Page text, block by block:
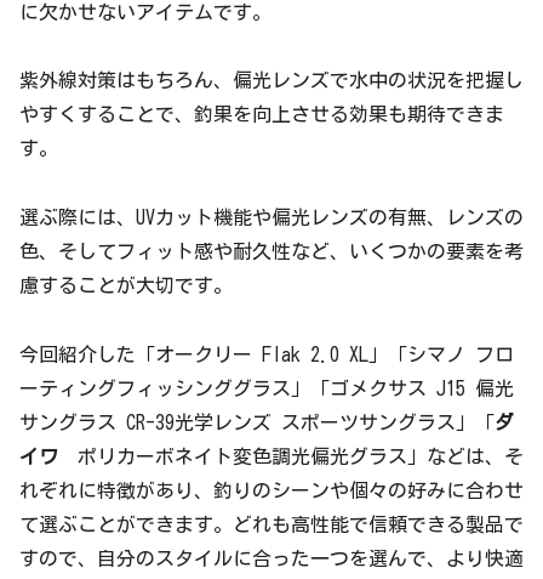
に欠かせないアイテムです。
紫外線対策はもちろん、偏光レンズで水中の状況を把握し
やすくすることで、釣果を向上させる効果も期待できま
す。
選ぶ際には、UVカット機能や偏光レンズの有無、レンズの
色、そしてフィット感や耐久性など、いくつかの要素を考
慮することが大切です。
今回紹介した「オークリー Flak 2.0 XL」「シマノ フロ
ーティングフィッシンググラス」「ゴメクサス J15 偏光
サングラス CR-39光学レンズ スポーツサングラス」「ダ
イワ
ポリカーボネイト変色調光偏光グラス」などは、そ
れぞれに特徴があり、釣りのシーンや個々の好みに合わせ
て選ぶことができます。どれも高性能で信頼できる製品で
すので、自分のスタイルに合った一つを選んで、より快適